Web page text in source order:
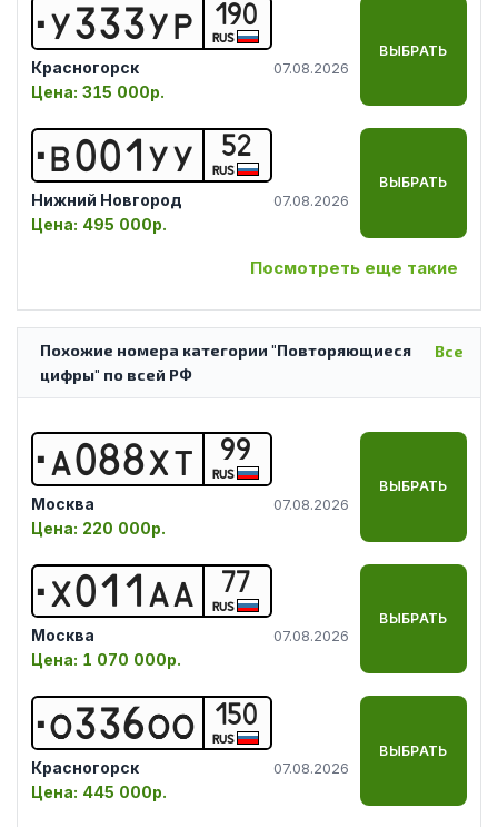
У333УР 190
RUS
Красногорск 07.08.2026
Цена: 315 000р.
ВЫБРАТЬ
В001 УУ 52
RUS
Нижний Новгород 07.08.2026
Цена: 495 000р.
ВЫБРАТЬ
Посмотреть еще такие
Все
Похожие номера категории "Повторяющиеся
цифры" по всей РФ
А088ХТ 99
RUS
Москва 07.08.2026
Цена: 220 000р.
ВЫБРАТЬ
Х01 1 А А 77
RUS
Москва 07.08.2026
Цена: 1 070 000р.
ВЫБРАТЬ
О336ОО 150
RUS
Красногорск 07.08.2026
Цена: 445 000р.
ВЫБРАТЬ